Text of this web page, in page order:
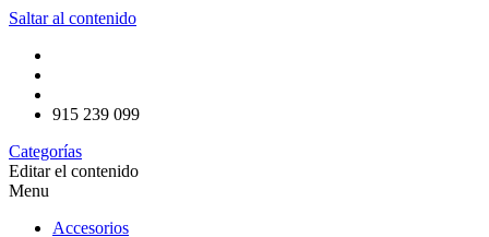
Saltar al contenido
915 239 099
Categorías
Editar el contenido
Menu
Accesorios